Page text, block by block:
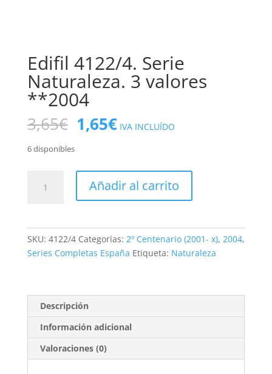
Edifil 4122/4. Serie
Naturaleza. 3 valores
**2004
3,65€ El
precio
era:
3,65€.
1,65€El
precio
es:
1,65€.
IVA INCLUÍDO
6 disponibles
4122/4.
valores
Añadir al carrito
SKU: 4122/4 Categorías: 2º Centenario (2001- x), 2004,
Series Completas España Etiqueta: Naturaleza
Descripción
Información adicional
Valoraciones (0)